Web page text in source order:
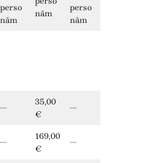
perso
nām
nām
perso
nām
—
35,00
€
—
—
169,00
€
—